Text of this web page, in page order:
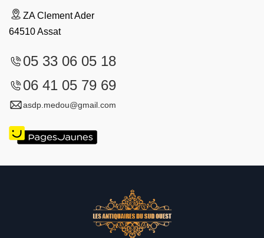
ZA Clement Ader
64510 Assat
05 33 06 05 18
06 41 05 79 69
asdp.medou@gmail.com